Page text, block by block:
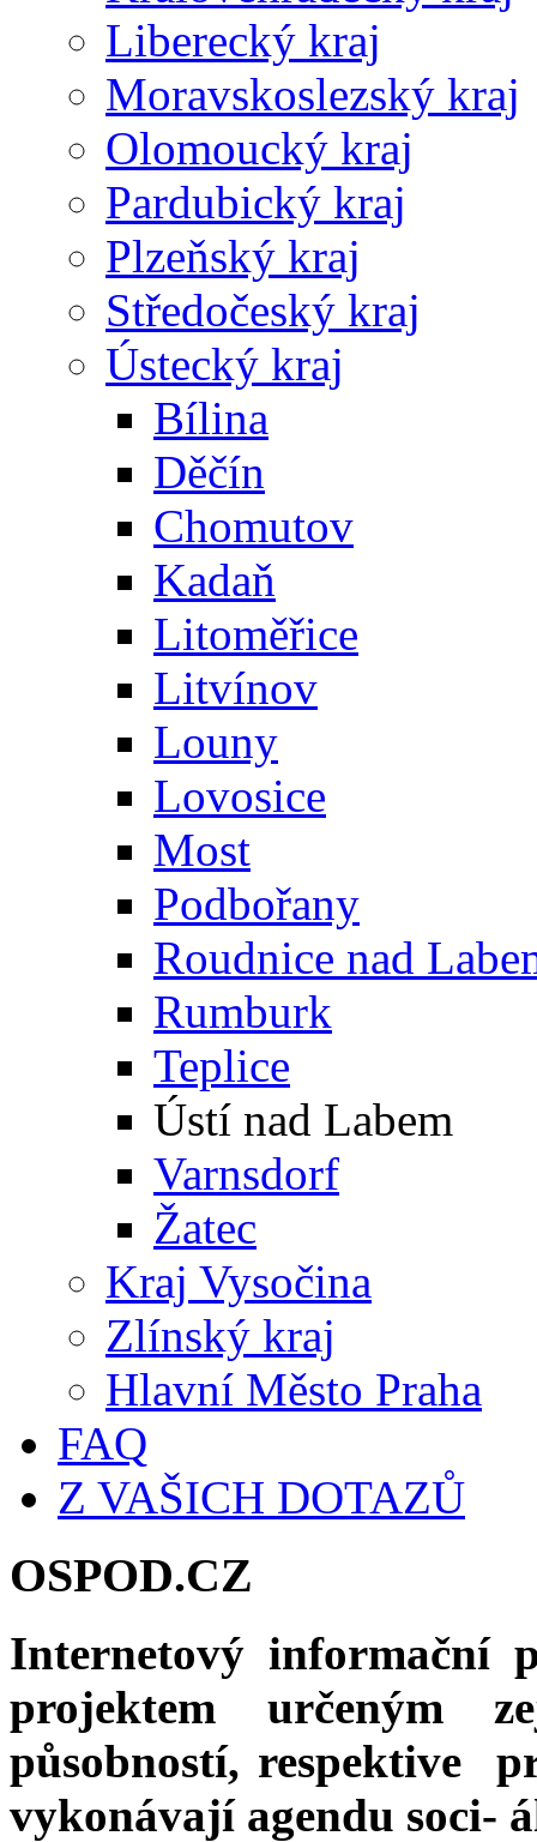
Liberecký kraj
Moravskoslezský kraj
Olomoucký kraj
Pardubický kraj
Plzeňský kraj
Středočeský kraj
Ústecký kraj
Bílina
Děčín
Chomutov
Kadaň
Litoměřice
Litvínov
Louny
Lovosice
Most
Podbořany
Roudnice nad
Rumburk
Teplice
Ústí nad Labem
Varnsdorf
Žatec
Kraj Vysočina
Zlínský kraj
Hlavní Město Praha
FAQ
Z VAŠICH DOTAZŮ
OSPOD.CZ
Internetový informační
projektem určeným
působností, respektive
vykonávají agendu soci-